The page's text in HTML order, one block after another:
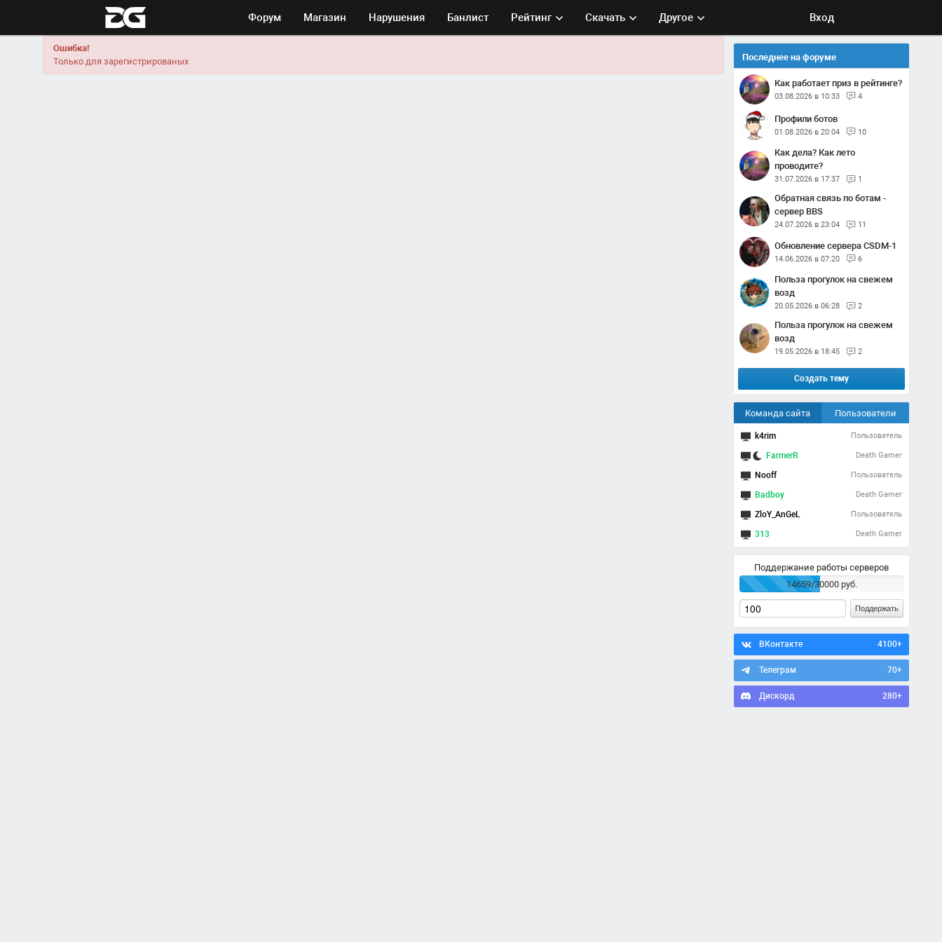
Форум Магазин Нарушения Банлист Рейтинг Скачать Другое Вход
Ошибка!
Только для зарегистрированых
Последнее на форуме
Как работает приз в рейтинге?
03.08.2026 в 10:33 4
Профили ботов
01.08.2026 в 20:04 10
Как дела? Как лето
проводите?
31.07.2026 в 17:37 1
Обратная связь по ботам -
сервер BBS
24.07.2026 в 23:04 11
Обновление сервера CSDM-1
14.06.2026 в 07:20 6
Польза прогулок на свежем
возд
20.05.2026 в 06:28 2
Польза прогулок на свежем
возд
19.05.2026 в 18:45 2
Создать тему
Команда сайта Пользователи
k4rim Пользователь
FarmerR Death Gamer
Nooff Пользователь
Badboy Death Gamer
ZloY_AnGeL Пользователь
313 Death Gamer
Поддержание работы серверов
14659/30000 руб.
Поддержать
ВКонтакте 4100+
Телеграм 70+
Дискорд 280+